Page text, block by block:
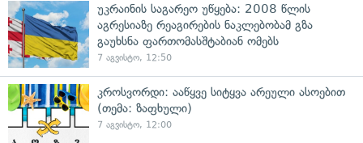
უკრაინის საგარეო უწყება: 2008 წლის
აგრესიაზე რეაგირების ნაკლებობამ გზა
გაუხსნა ფართომასშტაბიან ომებს
7 აგვისტო, 12:50
კროსვორდი: ააწყვე სიტყვა არეული ასოებით
(თემა: ზაფხული)
7 აგვისტო, 12:00